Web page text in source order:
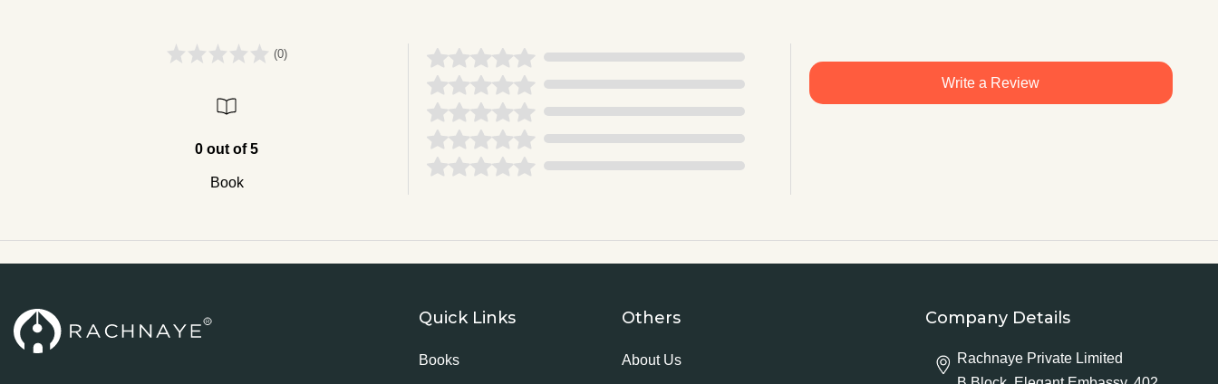
(0)
0 out of 5
Book
Write a Review
Quick Links
Books
Others
About Us
Company Details
Rachnaye Private Limited